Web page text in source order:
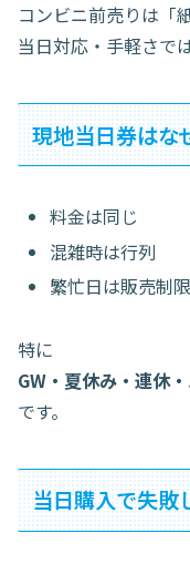
コンビニ前売りは「
当日対応・手軽さで
現地当日券はな
料金は同じ
混雑時は行列
繁忙日は販売制
特に
GW・夏休み・連休
です。
当日購入で失敗